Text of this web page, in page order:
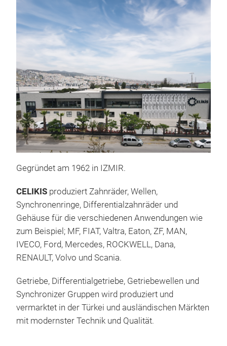
Gegründet am 1962 in IZMIR.
CELIKIS produziert Zahnräder, Wellen,
Synchronenringe, Differentialzahnräder und
Gehäuse für die verschiedenen Anwendungen wie
zum Beispiel; MF, FIAT, Valtra, Eaton, ZF, MAN,
IVECO, Ford, Mercedes, ROCKWELL, Dana,
RENAULT, Volvo und Scania.
Getriebe, Differentialgetriebe, Getriebewellen und
Synchronizer Gruppen wird produziert und
vermarktet in der Türkei und ausländischen Märkten
mit modernster Technik und Qualität.